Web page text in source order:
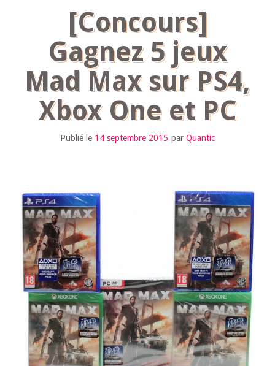
[Concours]
Gagnez 5 jeux
Mad Max sur PS4,
Xbox One et PC
Publié le 14 septembre 2015 par Quantic